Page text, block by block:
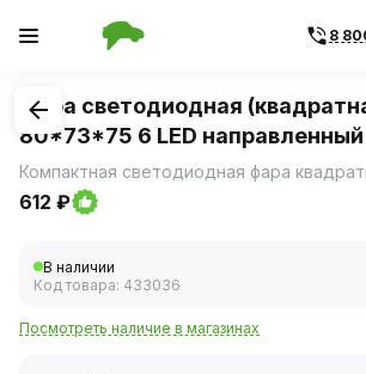
8
1/4
Фара светодиодная
80*73*75 6 LED направленный
(АвтоЭлектрика)
612 ₽
В наличии
Код товара: 433036
Посмотреть наличие в магазинах